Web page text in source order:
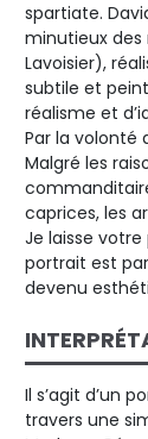
spartiate.
minutieux des
Lavoisier),
subtile et
réalisme et
Par la volonté
Malgré les
caprices, les
Je laisse votre
portrait est
devenu
Il s’agit d’un
travers une